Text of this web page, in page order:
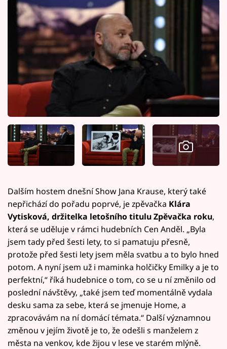
Dalším hostem dnešní Show Jana Krause, který také
nepřichází do pořadu poprvé, je zpěvačka Klára
Vytisková, držitelka letošního titulu Zpěvačka roku,
která se uděluje v rámci hudebních Cen Anděl. „Byla
jsem tady před šesti lety, to si pamatuju přesně,
protože před šesti lety jsem měla svatbu a to bylo hned
potom. A nyní jsem už i maminka holčičky Emilky a je to
perfektní,“ říká hudebnice o tom, co se u ní změnilo od
poslední návštěvy, „také jsem teď momentálně vydala
desku sama za sebe, která se jmenuje Home, a
zpracovávám na ní domácí témata.“ Další významnou
změnou v jejím životě je to, že odešli s manželem z
města na venkov, kde žijou v lese ve starém mlýně.